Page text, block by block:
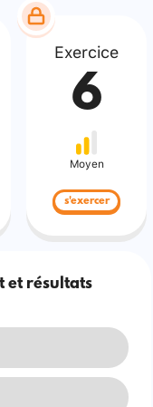
Exercice
6
Moyen
s'exercer
et résultats